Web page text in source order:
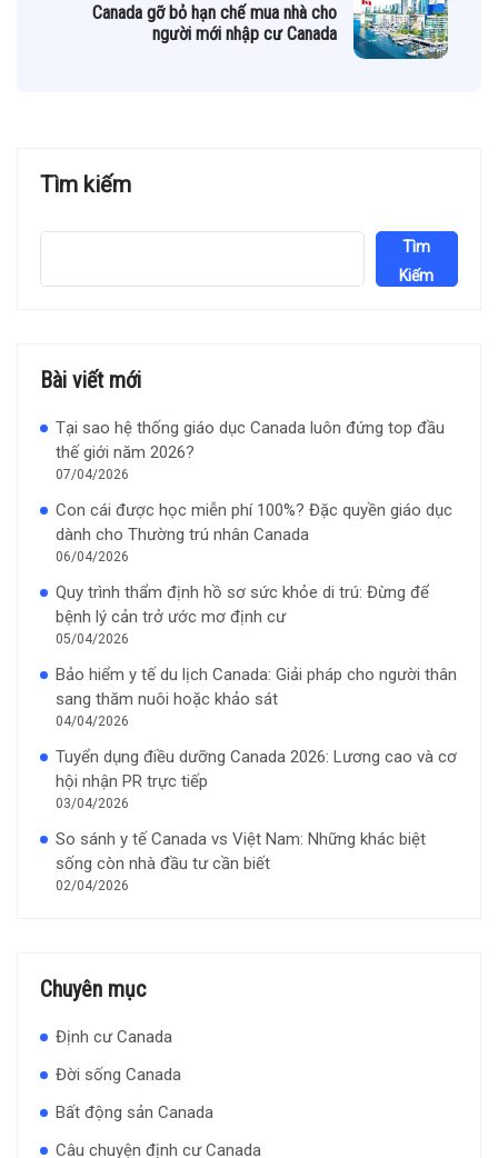
Canada gỡ bỏ hạn chế mua nhà cho
người mới nhập cư Canada
Tìm kiếm
Tìm
Kiếm
Bài viết mới
Tại sao hệ thống giáo dục Canada luôn đứng top đầu
thế giới năm 2026?
07/04/2026
Con cái được học miễn phí 100%? Đặc quyền giáo dục
dành cho Thường trú nhân Canada
06/04/2026
Quy trình thẩm định hồ sơ sức khỏe di trú: Đừng để
bệnh lý cản trở ước mơ định cư
05/04/2026
Bảo hiểm y tế du lịch Canada: Giải pháp cho người thân
sang thăm nuôi hoặc khảo sát
04/04/2026
Tuyển dụng điều dưỡng Canada 2026: Lương cao và cơ
hội nhận PR trực tiếp
03/04/2026
So sánh y tế Canada vs Việt Nam: Những khác biệt
sống còn nhà đầu tư cần biết
02/04/2026
Chuyên mục
Định cư Canada
Đời sống Canada
Bất động sản Canada
Câu chuyện định cư Canada